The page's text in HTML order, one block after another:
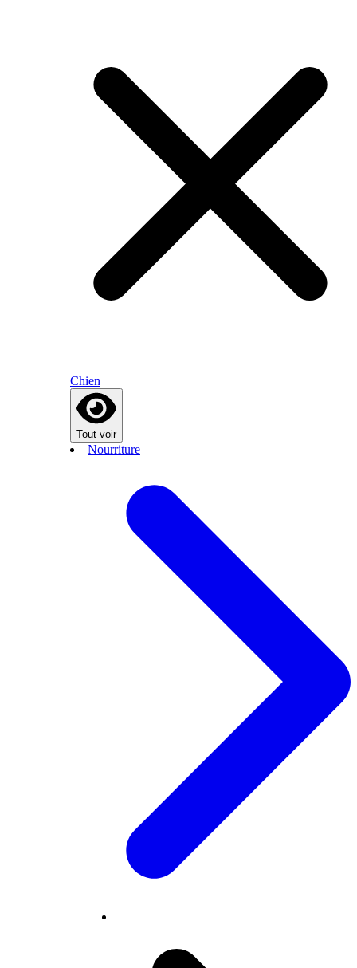
Chien
Tout voir
Nourriture